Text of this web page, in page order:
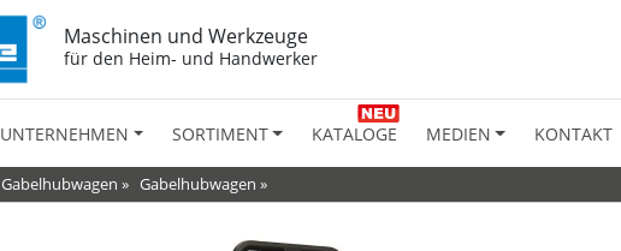
Maschinen und Werkzeuge
für den Heim- und Handwerker
UNTERNEHMEN SORTIMENT KATALOGE MEDIEN KONTAKT
Gabelhubwagen » Gabelhubwagen »